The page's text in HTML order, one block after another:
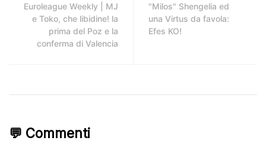
Euroleague Weekly | MJ
e Toko, che libidine! la
prima del Poz e la
conferma di Valencia
"Milos" Shengelia ed
una Virtus da favola:
Efes KO!
💬 Commenti